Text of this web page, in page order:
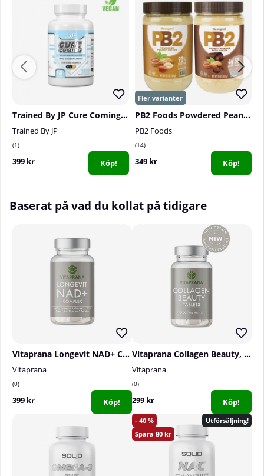
Dosering:
En kapsel en gång per dag, gärna på
morgonen.
Kapslar per burk:
Trained By JP Cure Coming, 60 serv.
Trained By JP
1
399 kr Köp!
PB2 Foods Powdered Peanut Butter, 454 g
PB2 Foods
14
349 kr Köp!
Baserat på vad du kollat på tidigare
Vitaprana Longevit NAD+ Complex, 30 caps
Vitaprana
0
399 kr Köp!
Vitaprana Collagen Beauty, 90 tabs
Vitaprana
0
299 kr Köp!
40
80
Utförsäljning!